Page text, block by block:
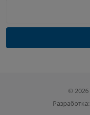
© 2026
Разработка: